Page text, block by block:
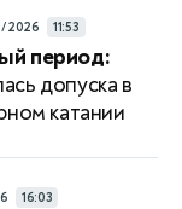
2026 11:53
период:
допуска в
катании
16:03